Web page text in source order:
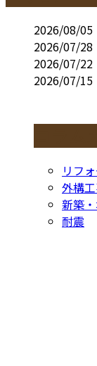
2026/08/05
2026/07/28
2026/07/22
2026/07/15
リフ
外構
新築
耐震